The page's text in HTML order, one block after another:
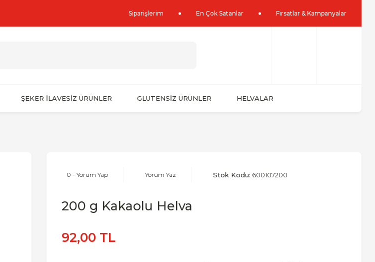
Siparişlerim En Çok Satanlar Fırsatlar & Kampanyalar
ŞEKER İLAVESİZ ÜRÜNLER GLUTENSİZ ÜRÜNLER HELVALAR
0 - Yorum Yap Yorum Yaz Stok Kodu: 600107200
200 g Kakaolu Helva
92,00 TL